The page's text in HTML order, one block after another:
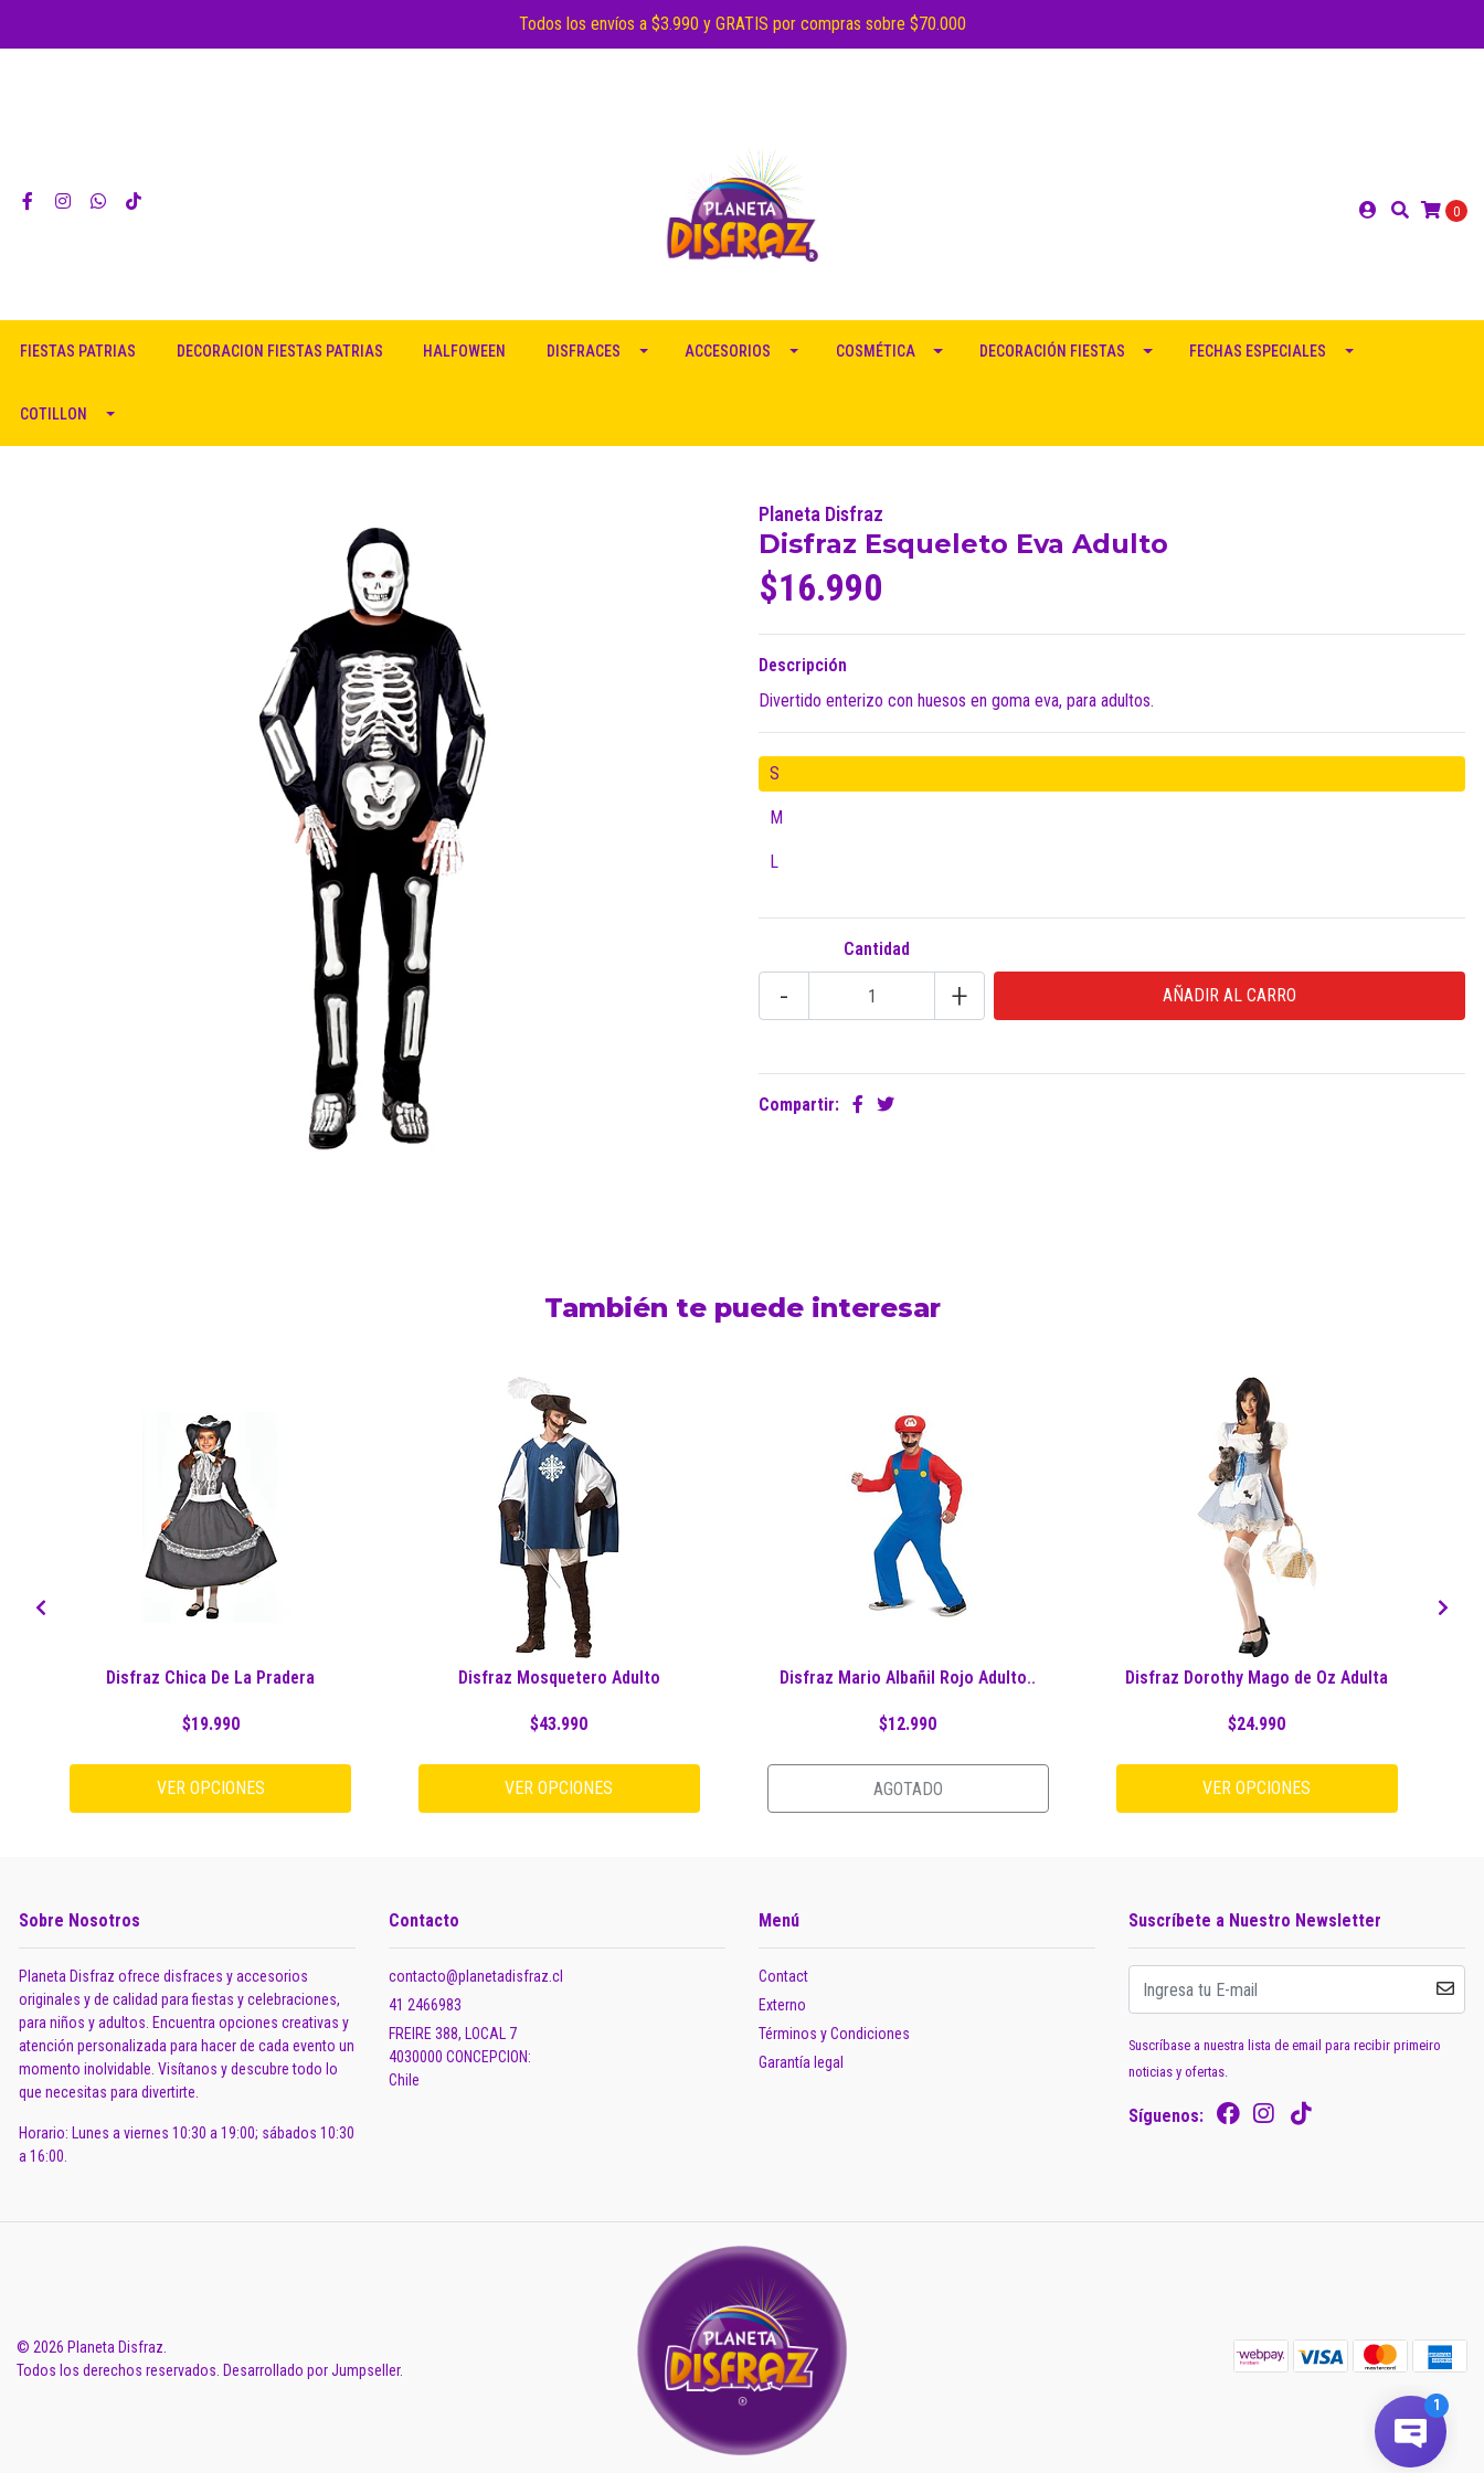
Todos los envíos a $3.990 y GRATIS por compras sobre $70.000
0
FIESTAS PATRIAS DECORACION FIESTAS PATRIAS HALFOWEEN DISFRACES ACCESORIOS COSMÉTICA DECORACIÓN FIESTAS FECHAS ESPECIALES
COTILLON
Planeta Disfraz
Disfraz Esqueleto Eva Adulto
$16.990
Descripción
Divertido enterizo con huesos en goma eva, para adultos.
S
M
L
Cantidad
- +
Compartir:
También te puede interesar
Disfraz Chica De La Pradera
$19.990
VER OPCIONES
Disfraz Mosquetero Adulto
$43.990
VER OPCIONES
Disfraz Mario Albañil Rojo Adulto..
$12.990
AGOTADO
Disfraz Dorothy Mago de Oz Adulta
$24.990
VER OPCIONES
Sobre Nosotros
Planeta Disfraz ofrece disfraces y accesorios
originales y de calidad para fiestas y celebraciones,
para niños y adultos. Encuentra opciones creativas y
atención personalizada para hacer de cada evento un
momento inolvidable. Visítanos y descubre todo lo
que necesitas para divertirte.
Horario: Lunes a viernes 10:30 a 19:00; sábados 10:30
a 16:00.
Contacto
contacto@planetadisfraz.cl
41 2466983
FREIRE 388, LOCAL 7
4030000 CONCEPCION:
Chile
Menú
Contact
Externo
Términos y Condiciones
Garantía legal
Suscríbete a Nuestro Newsletter
Suscríbase a nuestra lista de email para recibir primeiro
noticias y ofertas.
Síguenos:
© 2026 Planeta Disfraz.
Todos los derechos reservados. Desarrollado por Jumpseller.